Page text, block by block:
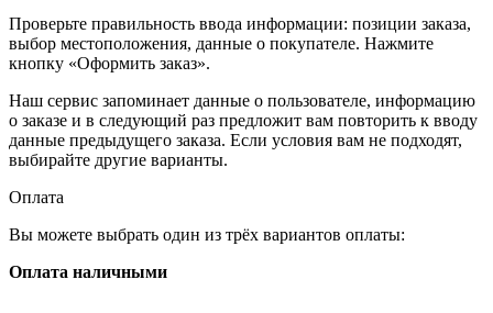
Проверьте правильность ввода информации: позиции заказа,
выбор местоположения, данные о покупателе. Нажмите
кнопку «Оформить заказ».
Наш сервис запоминает данные о пользователе, информацию
о заказе и в следующий раз предложит вам повторить к вводу
данные предыдущего заказа. Если условия вам не подходят,
выбирайте другие варианты.
Оплата
Вы можете выбрать один из трёх вариантов оплаты:
Оплата наличными